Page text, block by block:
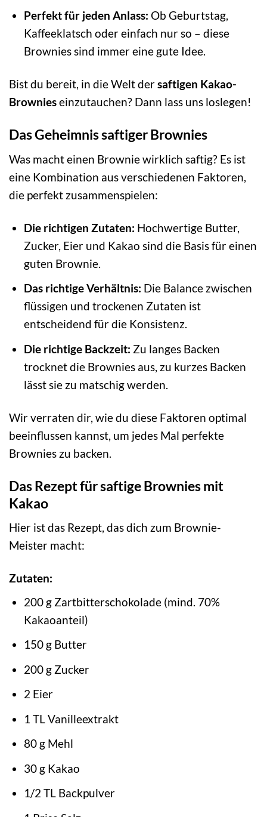
Perfekt für jeden Anlass: Ob Geburtstag,
Kaffeeklatsch oder einfach nur so – diese
Brownies sind immer eine gute Idee.
Bist du bereit, in die Welt dersaftigen Kakao-
Brownieseinzutauchen? Dann lass uns loslegen!
Das Geheimnis saftiger Brownies
Was macht einen Brownie wirklich saftig? Es ist
eine Kombination aus verschiedenen Faktoren,
die perfekt zusammenspielen:
Die richtigen Zutaten: Hochwertige Butter,
Zucker, Eier und Kakao sind die Basis für einen
guten Brownie.
Das richtige Verhältnis: Die Balance zwischen
flüssigen und trockenen Zutaten ist
entscheidend für die Konsistenz.
Die richtige Backzeit: Zu langes Backen
trocknet die Brownies aus, zu kurzes Backen
lässt sie zu matschig werden.
Wir verraten dir, wie du diese Faktoren optimal
beeinflussen kannst, um jedes Mal perfekte
Brownies zu backen.
Das Rezept für saftige Brownies mit
Kakao
Hier ist das Rezept, das dich zum Brownie-
Meister macht:
Zutaten:
200 g Zartbitterschokolade (mind. 70%
Kakaoanteil)
150 g Butter
200 g Zucker
2 Eier
1 TL Vanilleextrakt
80 g Mehl
30 g Kakao
1/2 TL Backpulver